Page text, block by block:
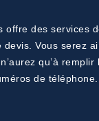
offre des services
Vous serez
qu’à
de téléphone.